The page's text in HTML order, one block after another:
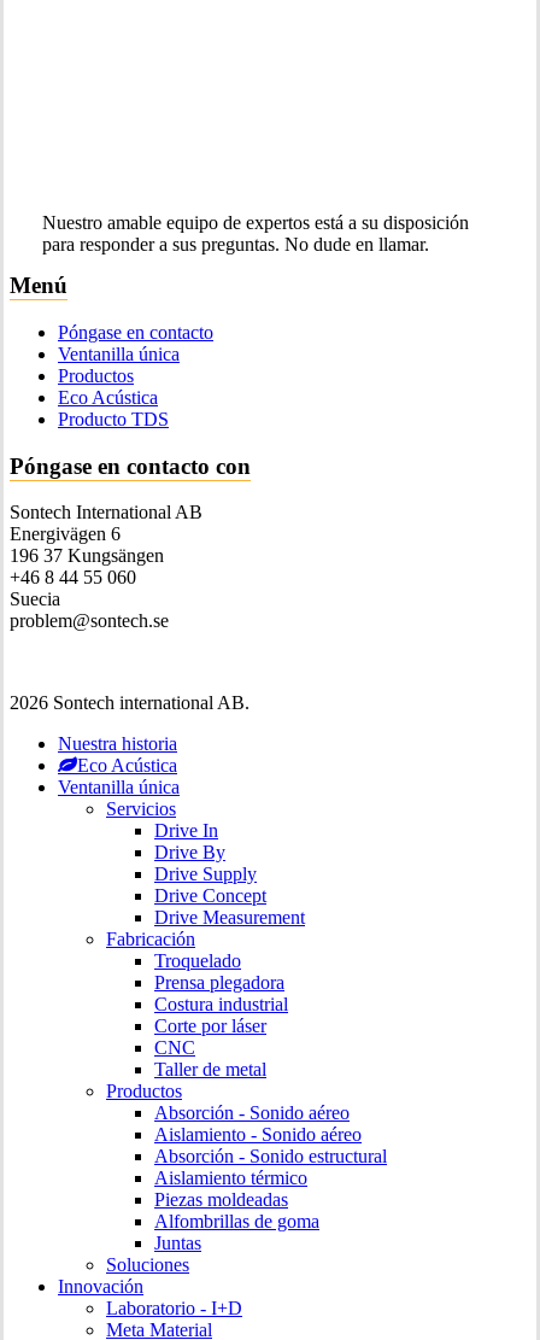
Nuestro amable equipo de expertos está a su disposición
para responder a sus preguntas. No dude en llamar.
Menú
Póngase en contacto
Ventanilla única
Productos
Eco Acústica
Producto TDS
Póngase en contacto con
Sontech International AB
Energivägen 6
196 37 Kungsängen
+46 8 44 55 060
Suecia
problem@sontech.se
2026 Sontech international AB.
Cerrar
Menú
Nuestra historia
Eco Acústica
Ventanilla única
Servicios
Drive In
Drive By
Drive Supply
Drive Concept
Drive Measurement
Fabricación
Troquelado
Prensa plegadora
Costura industrial
Corte por láser
CNC
Taller de metal
Productos
Absorción - Sonido aéreo
Aislamiento - Sonido aéreo
Absorción - Sonido estructural
Aislamiento térmico
Piezas moldeadas
Alfombrillas de goma
Juntas
Soluciones
Innovación
Laboratorio - I+D
Meta Material